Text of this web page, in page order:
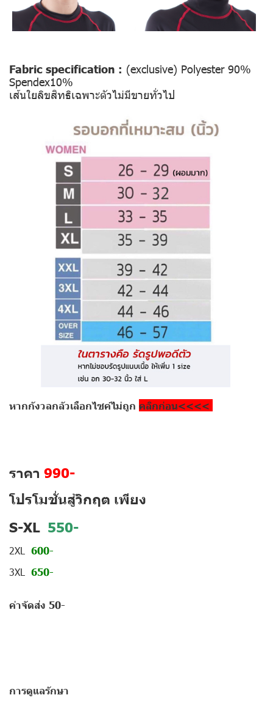
Fabric specification : (exclusive) Polyester 90%
Spendex10%
เส้นใยลิขสิทธิเฉพาะตัวไม่มีขายทั่วไป
หากกังวลกลัวเลือกไซค์ไม่ถูก คลิกก่อน<<<<
ราคา 990-
โปรโมชั่นสู้วิกฤต เพียง
S-XL 550-
2XL 600-
3XL 650-
ค่าจัดส่ง 50-
การดูแลรักษา